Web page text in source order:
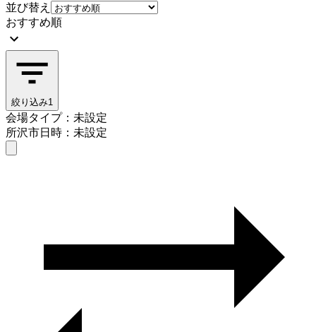
並び替え
おすすめ順
絞り込み1
会場タイプ：未設定
所沢市日時：未設定